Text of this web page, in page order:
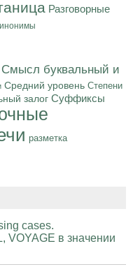
Разговорные
Смысл буквальный и
Средний уровень Степени
залог Суффиксы
разметка
cases.
VOYAGE в значении